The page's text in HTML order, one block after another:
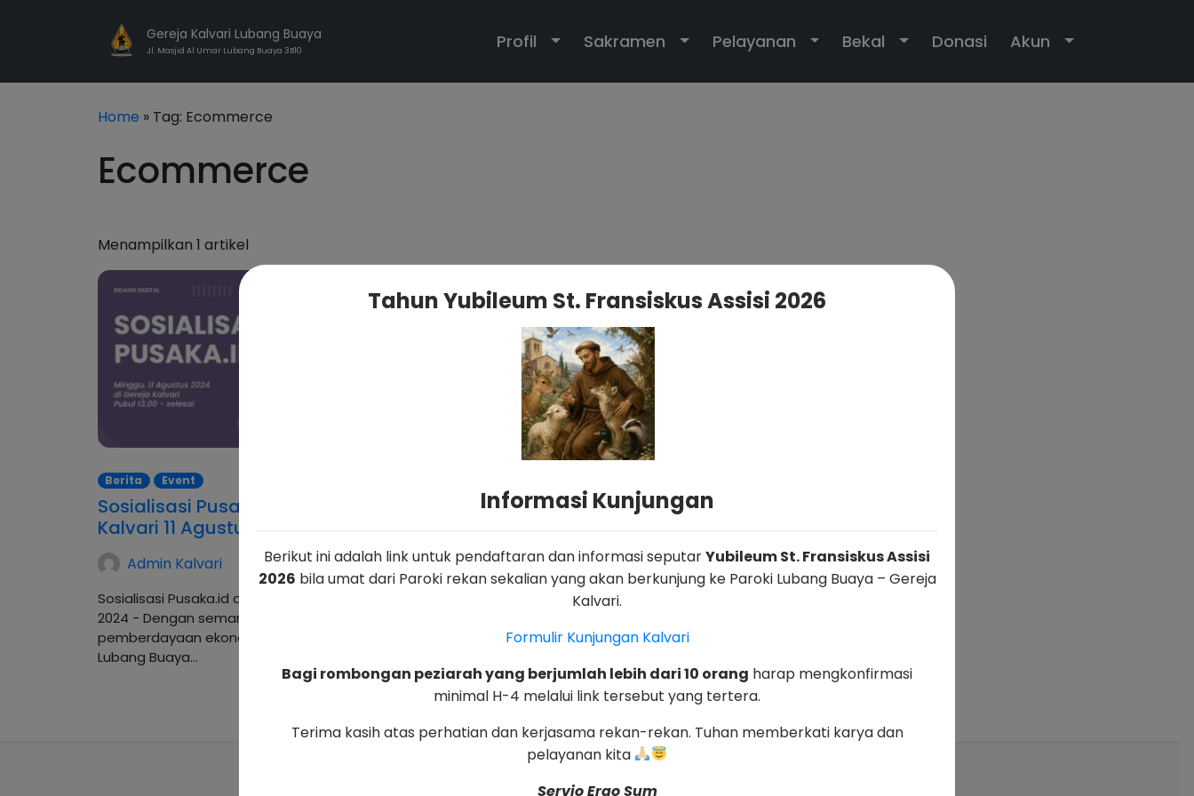
Gereja Kalvari Lubang Buaya
Jl. Masjid Al Umar Lubang Buaya 3B10 Toggle Dropdown
Profil Toggle Dropdown
Sakramen Toggle Dropdown
Pelayanan Toggle Dropdown
Bekal Donasi Toggle
Akun
Home » Tag: Ecommerce
Ecommerce
Menampilkan 1 artikel
Berita Event
Sosialisasi Pusaka.id di Gereja
Kalvari 11 Agustus 2024
Admin Kalvari
Sosialisasi Pusaka.id di Gereja Kalvari 11 Agustus
2024 - Dengan semangat kebersamaan dan
pemberdayaan ekonomi, Gereja Kalvari Paroki
Lubang Buaya…
Tahun Yubileum St. Fransiskus Assisi 2026
Informasi Kunjungan
Berikut ini adalah link untuk pendaftaran dan informasi seputarYubileum St. Fransiskus Assisi
2026 bila umat dari Paroki rekan sekalian yang akan berkunjung ke Paroki Lubang Buaya – Gereja
Kalvari.
Formulir Kunjungan Kalvari
Bagi rombongan peziarah yang berjumlah lebih dari 10 orang harap mengkonfirmasi
minimal H-4 melalui link tersebut yang tertera.
Terima kasih atas perhatian dan kerjasama rekan-rekan. Tuhan memberkati karya dan
pelayanan kita
Servio Ergo Sum